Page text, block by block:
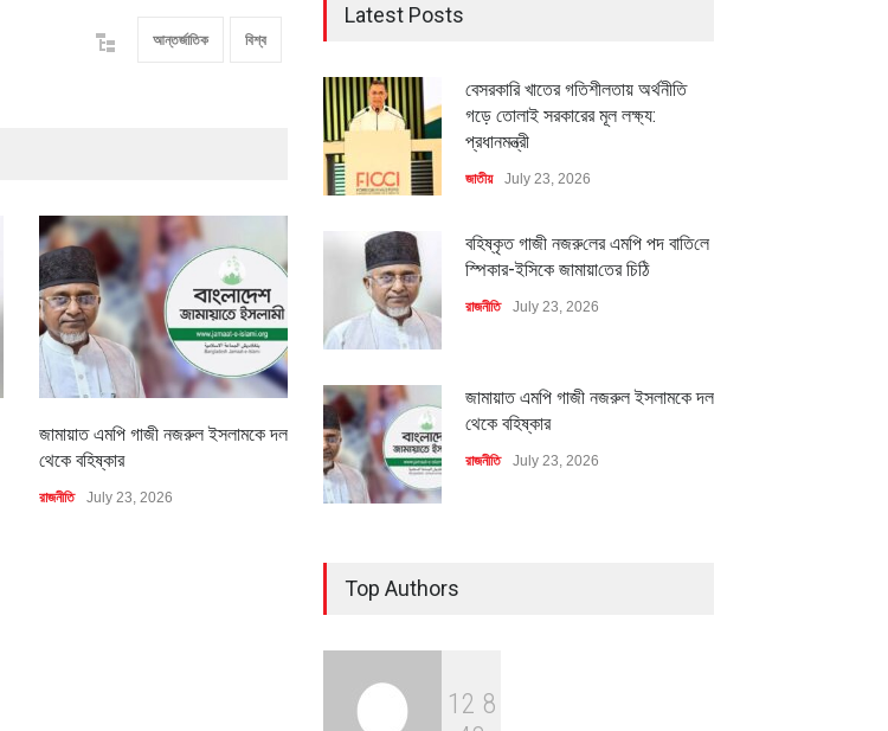
আন্তর্জাতিক বিশ্ব
জামায়াত এমপি গাজী নজরুল ইসলামকে দল
থেকে বহিষ্কার
রাজনীতি July 23, 2026
৪০০ মিলিয়ন ডলারের বিদেশি বিনিয়োগ
বাস্তবায়নের পথে
অর্থনীতি July 23, 2026
Latest Posts
বেসরকারি খাতের গতিশীলতায় অর্থনীতি
গড়ে তোলাই সরকারের মূল লক্ষ্য:
প্রধানমন্ত্রী
জাতীয় July 23, 2026
বহিষ্কৃত গাজী নজরু‌লের এম‌পি পদ বা‌তি‌লে
স্পিকার-ইসিকে জামায়া‌তের চি‌ঠি
রাজনীতি July 23, 2026
জামায়াত এমপি গাজী নজরুল ইসলামকে দল
থেকে বহিষ্কার
রাজনীতি July 23, 2026
বৈশ্বিক প্রতিযোগিতা সক্ষমতা বাড়াতে
Top Authors
1 2 8